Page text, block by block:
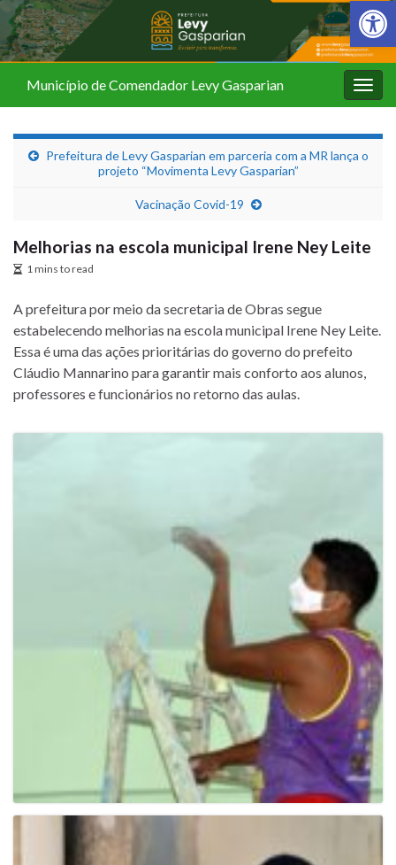
Barra de
Município de Comendador Levy Gasparian
Prefeitura de Levy Gasparian em parceria com a MR lança o
projeto “Movimenta Levy Gasparian”
Vacinação Covid-19
Melhorias na escola municipal Irene Ney Leite
1 mins to read
A prefeitura por meio da secretaria de Obras segue
estabelecendo melhorias na escola municipal Irene Ney Leite.
Essa é uma das ações prioritárias do governo do prefeito
Cláudio Mannarino para garantir mais conforto aos alunos,
professores e funcionários no retorno das aulas.